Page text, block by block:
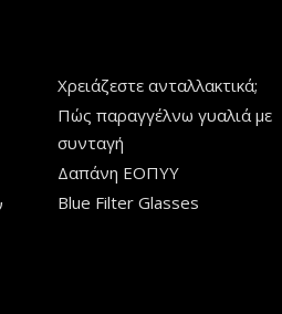
Χρειάζεστε ανταλλακτικά;
Πώς παραγγέλνω γυαλιά με
συνταγή
Δαπάνη ΕΟΠΥΥ
Blue Filter Glasses